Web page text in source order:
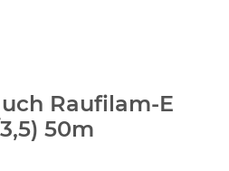
Raufilam-E
50m